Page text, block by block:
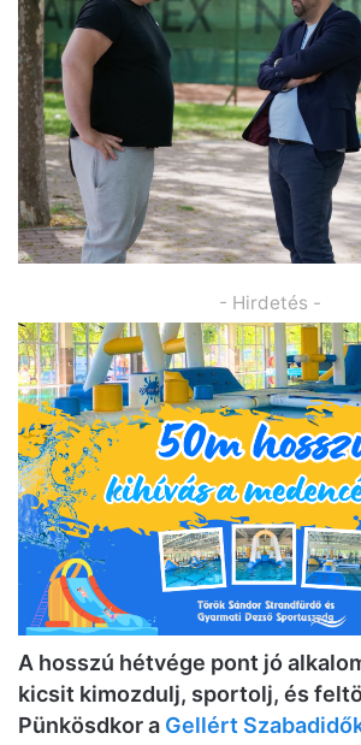
- Hirdetés -
A hosszú hétvége pont jó
kicsit kimozdulj, sportolj, és
Pünkösdkor a Gellért